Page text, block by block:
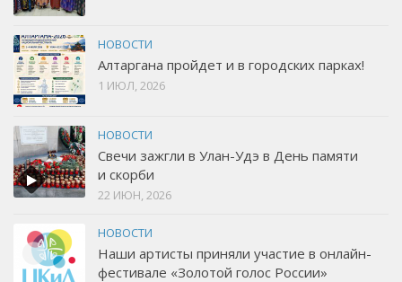
НОВОСТИ
Алтаргана пройдет и в городских парках!
1 ИЮЛ, 2026
НОВОСТИ
Свечи зажгли в Улан-Удэ в День памяти
и скорби
22 ИЮН, 2026
НОВОСТИ
Наши артисты приняли участие в онлайн-
фестивале «Золотой голос России»